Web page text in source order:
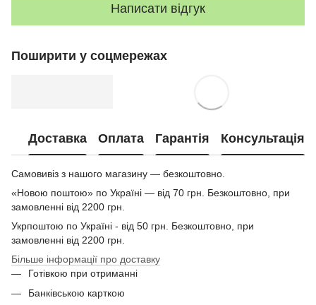
Написати відгук
Поширити у соцмережах
Доставка Оплата Гарантія Консультація
Самовивіз з нашого магазину — безкоштовно.
«Новою поштою» по Україні — від 70 грн. Безкоштовно, при
замовленні від 2200 грн.
Укрпоштою по Україні - від 50 грн. Безкоштовно, при
замовленні від 2200 грн.
Більше інформації про доставку
Готівкою при отриманні
Банківською карткою